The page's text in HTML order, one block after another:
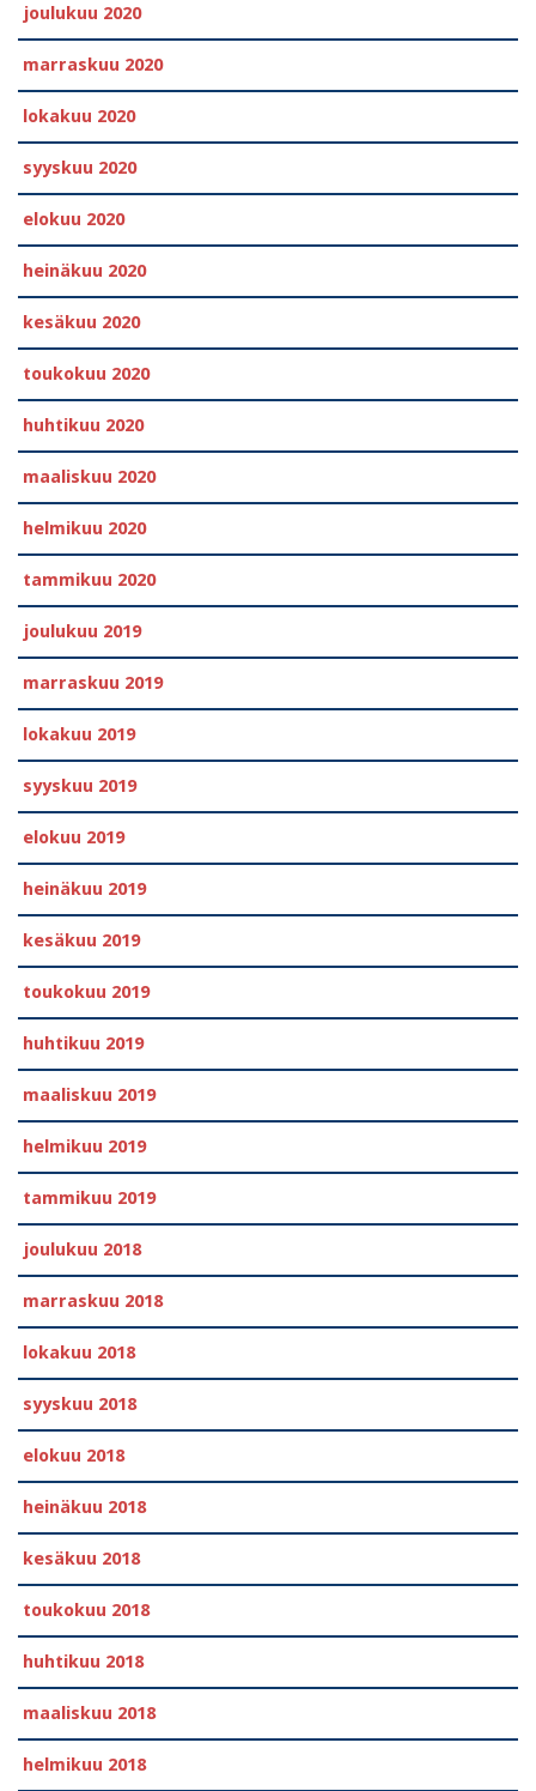
joulukuu 2020
marraskuu 2020
lokakuu 2020
syyskuu 2020
elokuu 2020
heinäkuu 2020
kesäkuu 2020
toukokuu 2020
huhtikuu 2020
maaliskuu 2020
helmikuu 2020
tammikuu 2020
joulukuu 2019
marraskuu 2019
lokakuu 2019
syyskuu 2019
elokuu 2019
heinäkuu 2019
kesäkuu 2019
toukokuu 2019
huhtikuu 2019
maaliskuu 2019
helmikuu 2019
tammikuu 2019
joulukuu 2018
marraskuu 2018
lokakuu 2018
syyskuu 2018
elokuu 2018
heinäkuu 2018
kesäkuu 2018
toukokuu 2018
huhtikuu 2018
maaliskuu 2018
helmikuu 2018